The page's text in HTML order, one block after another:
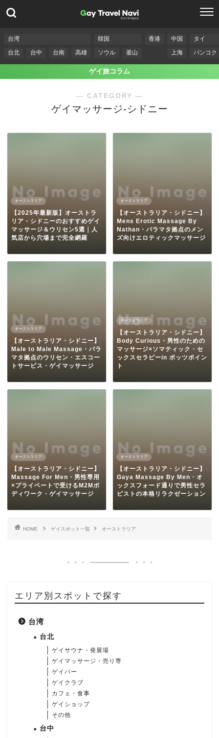
台湾
台北
台中 台南 高雄
韓国
ソウル
釜山
香港
中国
上海
タイ
バンコク
ゲイ旅コラム
― CATEGORY ―
ゲイマッサージ-シドニー
オーストラリア
【2025年最新版】オーストラ
リア・シドニーのおすすめゲイ
マッサージ＆ウリセン5選｜人
気店から穴場まで完全網羅
オーストラリア
【オーストラリア・シドニー】
Mens Erotic Massage By
Nathan・パラマタ拠点のメン
ズ向けエロティックマッサージ
オーストラリア
【オーストラリア・シドニー】
Male to Male Massage・パラ
マタ拠点のウリセン・エスコー
トサービス・ゲイマッサージ
オーストラリア
【オーストラリア・シドニー】
Body Curious・男性のための
マッサージ×ソマティック・セ
ックスセラピーin ポッツポイン
ト
オーストラリア
【オーストラリア・シドニー】
Massage For Men・男性専用
×プライベートで受けるM2Mボ
ディワーク・ゲイマッサージ
オーストラリア
【オーストラリア・シドニー】
Gaya Massage By Men・オ
ックスフォード通りで男性セラ
ピストの本格リラクゼーション
HOME ゲイスポット一覧 オーストラリア
エリア別スポットで探す
台湾
台北
ゲイサウナ・発展場
ゲイマッサージ・売り専
ゲイバー
ゲイクラブ
カフェ・食事
ゲイショップ
その他
台中